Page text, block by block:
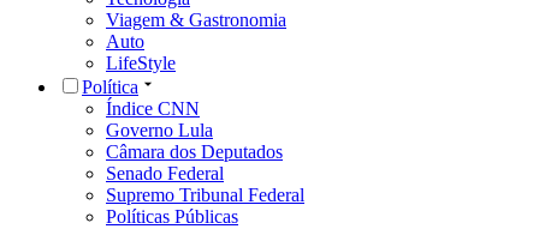
Viagem & Gastronomia
Auto
LifeStyle
Política
Índice CNN
Governo Lula
Câmara dos Deputados
Senado Federal
Supremo Tribunal Federal
Políticas Públicas